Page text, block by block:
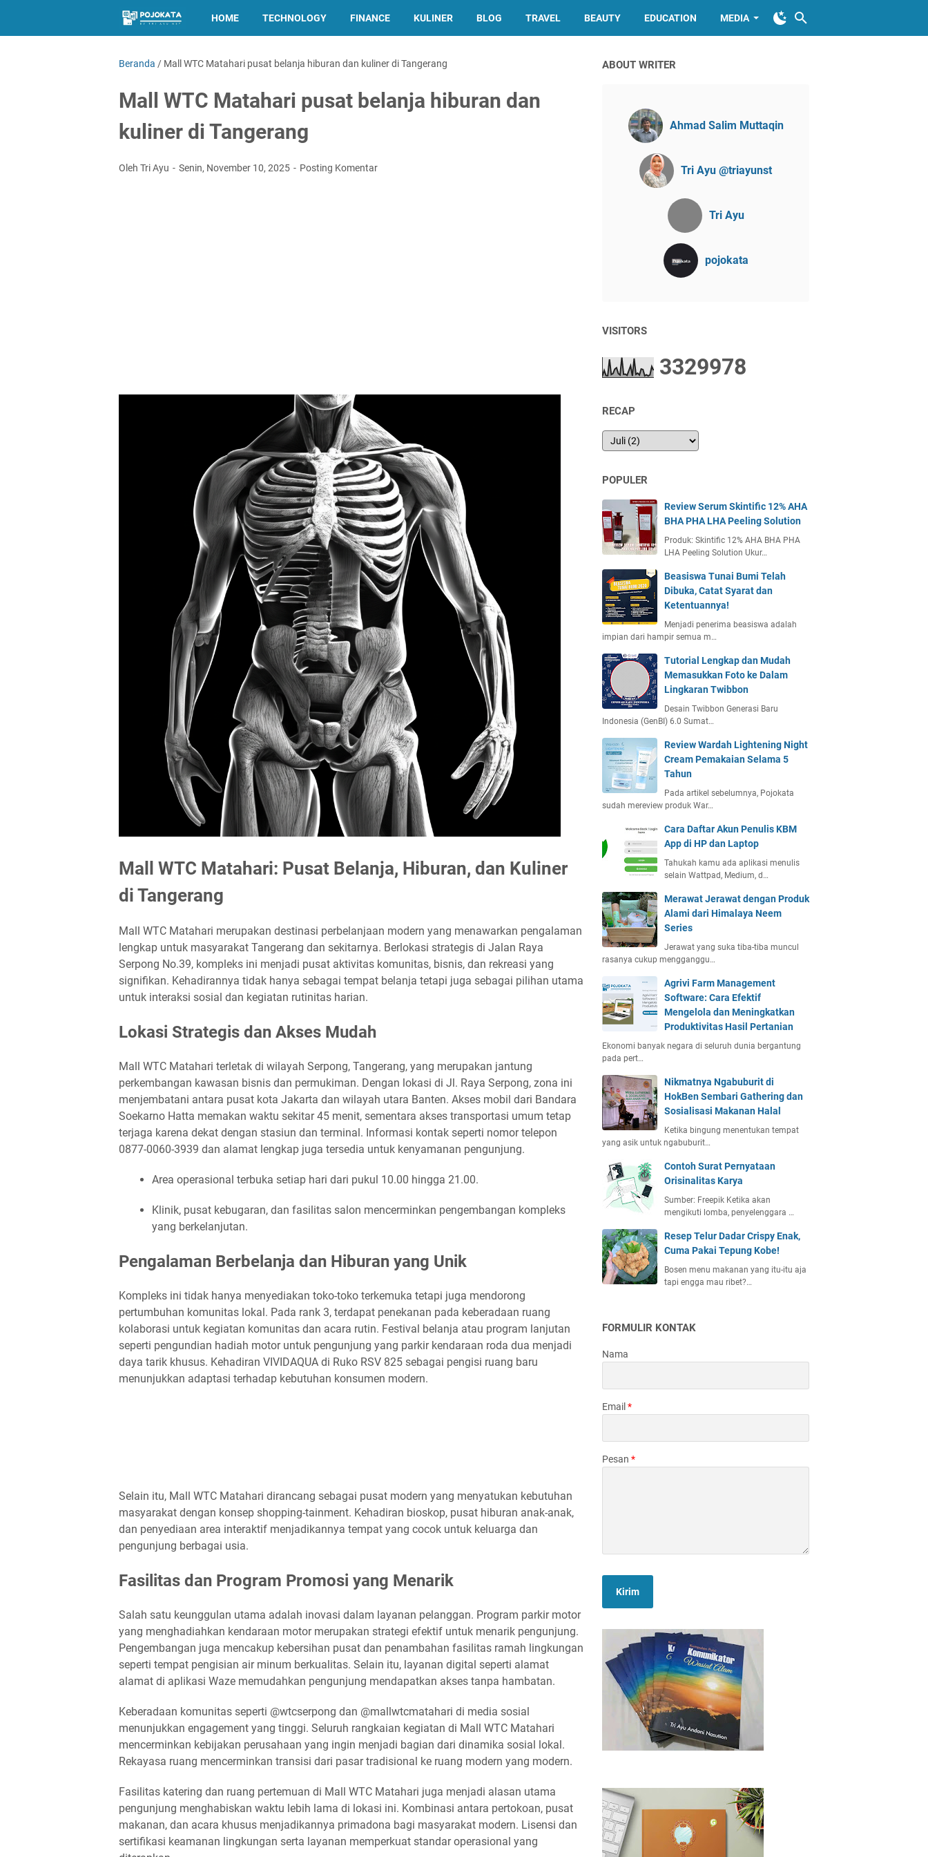
HOME TECHNOLOGY FINANCE KULINER BLOG TRAVEL BEAUTY EDUCATION MEDIA
Beranda / Mall WTC Matahari pusat belanja hiburan dan kuliner di Tangerang
Mall WTC Matahari pusat belanja hiburan dan
kuliner di Tangerang
Oleh Tri Ayu Senin, November 10, 2025 Posting Komentar
Mall WTC Matahari: Pusat Belanja, Hiburan, dan Kuliner
di Tangerang
Mall WTC Matahari merupakan destinasi perbelanjaan modern yang menawarkan pengalaman
lengkap untuk masyarakat Tangerang dan sekitarnya. Berlokasi strategis di Jalan Raya
Serpong No.39, kompleks ini menjadi pusat aktivitas komunitas, bisnis, dan rekreasi yang
signifikan. Kehadirannya tidak hanya sebagai tempat belanja tetapi juga sebagai pilihan utama
untuk interaksi sosial dan kegiatan rutinitas harian.
Lokasi Strategis dan Akses Mudah
Mall WTC Matahari terletak di wilayah Serpong, Tangerang, yang merupakan jantung
perkembangan kawasan bisnis dan permukiman. Dengan lokasi di Jl. Raya Serpong, zona ini
menjembatani antara pusat kota Jakarta dan wilayah utara Banten. Akses mobil dari Bandara
Soekarno Hatta memakan waktu sekitar 45 menit, sementara akses transportasi umum tetap
terjaga karena dekat dengan stasiun dan terminal. Informasi kontak seperti nomor telepon
0877-0060-3939 dan alamat lengkap juga tersedia untuk kenyamanan pengunjung.
Area operasional terbuka setiap hari dari pukul 10.00 hingga 21.00.
Klinik, pusat kebugaran, dan fasilitas salon mencerminkan pengembangan kompleks
yang berkelanjutan.
Pengalaman Berbelanja dan Hiburan yang Unik
Kompleks ini tidak hanya menyediakan toko-toko terkemuka tetapi juga mendorong
pertumbuhan komunitas lokal. Pada rank 3, terdapat penekanan pada keberadaan ruang
kolaborasi untuk kegiatan komunitas dan acara rutin. Festival belanja atau program lanjutan
seperti pengundian hadiah motor untuk pengunjung yang parkir kendaraan roda dua menjadi
daya tarik khusus. Kehadiran VIVIDAQUA di Ruko RSV 825 sebagai pengisi ruang baru
menunjukkan adaptasi terhadap kebutuhan konsumen modern.
Selain itu, Mall WTC Matahari dirancang sebagai pusat modern yang menyatukan kebutuhan
masyarakat dengan konsep shopping-tainment. Kehadiran bioskop, pusat hiburan anak-anak,
dan penyediaan area interaktif menjadikannya tempat yang cocok untuk keluarga dan
pengunjung berbagai usia.
Fasilitas dan Program Promosi yang Menarik
Salah satu keunggulan utama adalah inovasi dalam layanan pelanggan. Program parkir motor
yang menghadiahkan kendaraan motor merupakan strategi efektif untuk menarik pengunjung.
Pengembangan juga mencakup kebersihan pusat dan penambahan fasilitas ramah lingkungan
seperti tempat pengisian air minum berkualitas. Selain itu, layanan digital seperti alamat
alamat di aplikasi Waze memudahkan pengunjung mendapatkan akses tanpa hambatan.
Keberadaan komunitas seperti @wtcserpong dan @mallwtcmatahari di media sosial
menunjukkan engagement yang tinggi. Seluruh rangkaian kegiatan di Mall WTC Matahari
mencerminkan kebijakan perusahaan yang ingin menjadi bagian dari dinamika sosial lokal.
Rekayasa ruang mencerminkan transisi dari pasar tradisional ke ruang modern yang modern.
Fasilitas katering dan ruang pertemuan di Mall WTC Matahari juga menjadi alasan utama
pengunjung menghabiskan waktu lebih lama di lokasi ini. Kombinasi antara pertokoan, pusat
makanan, dan acara khusus menjadikannya primadona bagi masyarakat modern. Lisensi dan
sertifikasi keamanan lingkungan serta layanan memperkuat standar operasional yang
ABOUT WRITER
Ahmad Salim Muttaqin
Tri Ayu @triayunst
Tri Ayu
pojokata
VISITORS
3329978
RECAP
POPULER
Review Serum Skintific 12% AHA
BHA PHA LHA Peeling Solution
Produk: Skintific 12% AHA BHA PHA
LHA Peeling Solution Ukur…
Beasiswa Tunai Bumi Telah
Dibuka, Catat Syarat dan
Ketentuannya!
Menjadi penerima beasiswa adalah
impian dari hampir semua m…
Tutorial Lengkap dan Mudah
Memasukkan Foto ke Dalam
Lingkaran Twibbon
Desain Twibbon Generasi Baru
Indonesia (GenBI) 6.0 Sumat…
Review Wardah Lightening Night
Cream Pemakaian Selama 5
Tahun
Pada artikel sebelumnya, Pojokata
sudah mereview produk War…
Cara Daftar Akun Penulis KBM
App di HP dan Laptop
Tahukah kamu ada aplikasi menulis
selain Wattpad, Medium, d…
Merawat Jerawat dengan Produk
Alami dari Himalaya Neem
Series
Jerawat yang suka tiba-tiba muncul
rasanya cukup mengganggu…
Agrivi Farm Management
Software: Cara Efektif
Mengelola dan Meningkatkan
Produktivitas Hasil Pertanian
Ekonomi banyak negara di seluruh dunia bergantung
pada pert…
Nikmatnya Ngabuburit di
HokBen Sembari Gathering dan
Sosialisasi Makanan Halal
Ketika bingung menentukan tempat
yang asik untuk ngabuburit…
Contoh Surat Pernyataan
Orisinalitas Karya
Sumber: Freepik Ketika akan
mengikuti lomba, penyelenggara …
Resep Telur Dadar Crispy Enak,
Cuma Pakai Tepung Kobe!
Bosen menu makanan yang itu-itu aja
tapi engga mau ribet?…
FORMULIR KONTAK
Nama
Email *
Pesan *